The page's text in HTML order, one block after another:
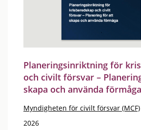
Planeringsinriktning för
och civilt försvar –
skapa och använda förmåga
Myndigheten för civilt försvar (MCF)
2026